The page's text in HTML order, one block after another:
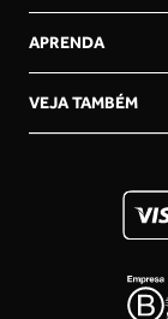
APRENDA
VEJA TAMBÉM